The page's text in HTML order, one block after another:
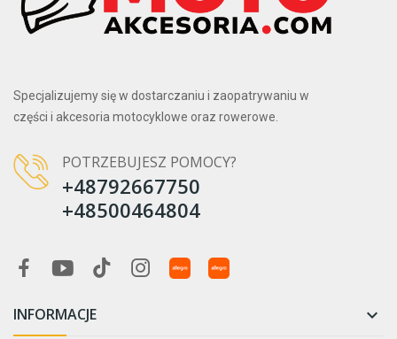
Specjalizujemy się w dostarczaniu i zaopatrywaniu w
części i akcesoria motocyklowe oraz rowerowe.
POTRZEBUJESZ POMOCY?
+48792667750
+48500464804
INFORMACJE 